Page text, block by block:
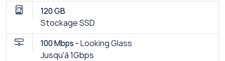
120 GB
Stockage SSD
100 Mbps -Looking Glass
Jusqu'à 1Gbps